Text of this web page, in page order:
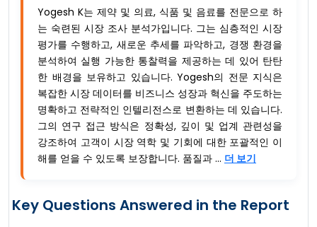
Yogesh K는 제약 및 의료, 식품 및 음료를 전문으로 하
는 숙련된 시장 조사 분석가입니다. 그는 심층적인 시장
평가를 수행하고, 새로운 추세를 파악하고, 경쟁 환경을
분석하여 실행 가능한 통찰력을 제공하는 데 있어 탄탄
한 배경을 보유하고 있습니다. Yogesh의 전문 지식은
복잡한 시장 데이터를 비즈니스 성장과 혁신을 주도하는
명확하고 전략적인 인텔리전스로 변환하는 데 있습니다.
그의 연구 접근 방식은 정확성, 깊이 및 업계 관련성을
강조하여 고객이 시장 역학 및 기회에 대한 포괄적인 이
해를 얻을 수 있도록 보장합니다. 품질과 ... 더 보기
Key Questions Answered in the Report